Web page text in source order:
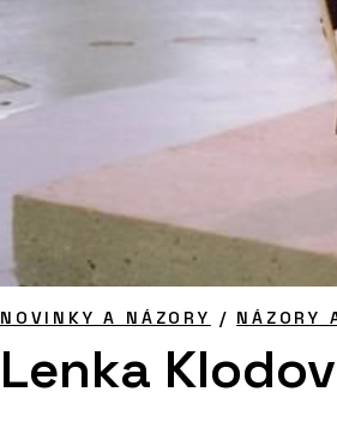
NOVINKY A NÁZORY / NÁZORY
Lenka